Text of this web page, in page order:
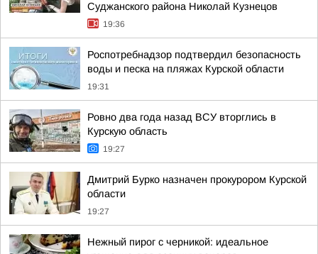
Суджанского района Николай Кузнецов
19:36
Роспотребнадзор подтвердил безопасность
воды и песка на пляжах Курской области
19:31
Ровно два года назад ВСУ вторглись в
Курскую область
19:27
Дмитрий Бурко назначен прокурором Курской
области
19:27
Нежный пирог с черникой: идеальное